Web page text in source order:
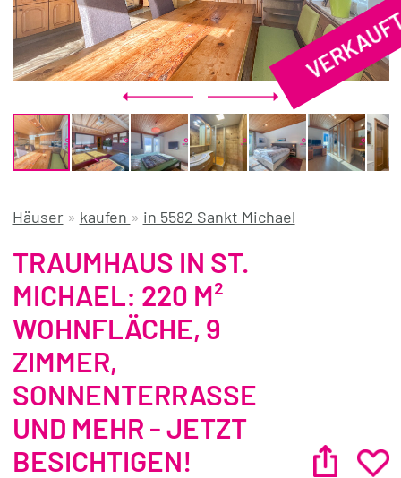
REFERENZEN
ÜBER UNS
WISSENSWERTES
FÜR KÄUFER
FÜR VERKÄUFER
Häuser» kaufen » in 5582 Sankt Michael
TRAUMHAUS IN ST.
MICHAEL: 220 M²
WOHNFLÄCHE, 9
ZIMMER,
SONNENTERRASSE
UND MEHR - JETZT
BESICHTIGEN!